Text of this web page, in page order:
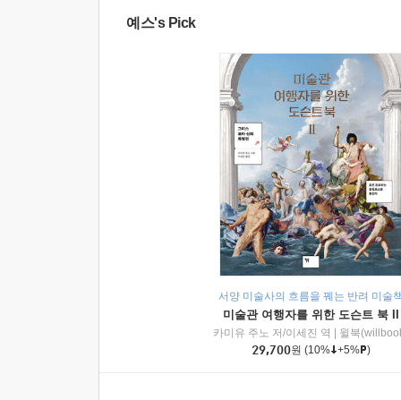
예스's Pick
서양 미술사의 흐름을 꿰는 반려 미술
미술관 여행자를 위한 도슨트 북 II
카미유 주노 저/이세진 역
윌북
29,700원 (10% +5% )